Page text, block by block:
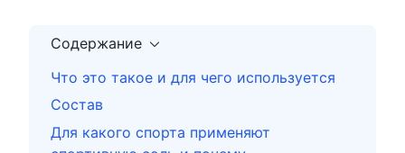
Содержание
Что это такое и для чего используется
Состав
Для какого спорта применяют